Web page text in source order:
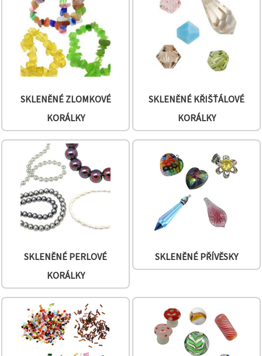
Přijmout
vše
Nastavení
SKLENĚNÉ ZLOMKOVÉ
KORÁLKY
SKLENĚNÉ KŘIŠŤÁLOVÉ
KORÁLKY
SKLENĚNÉ PERLOVÉ
KORÁLKY
SKLENĚNÉ PŘÍVĚSKY